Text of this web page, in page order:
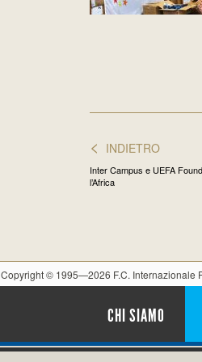
< INDIETRO
Inter Campus e UEFA
l’Africa
Copyright © 1995—2026 F.C. Internazionale
CHI SIAMO